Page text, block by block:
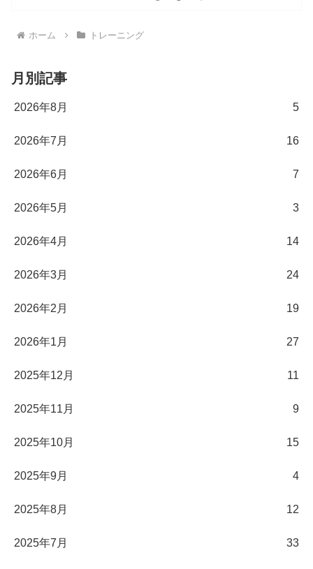
ホーム トレーニング
月別記事
2026年8月 5
2026年7月 16
2026年6月 7
2026年5月 3
2026年4月 14
2026年3月 24
2026年2月 19
2026年1月 27
2025年12月 11
2025年11月 9
2025年10月 15
2025年9月 4
2025年8月 12
2025年7月 33